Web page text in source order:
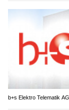
b+s Elektro Telematik